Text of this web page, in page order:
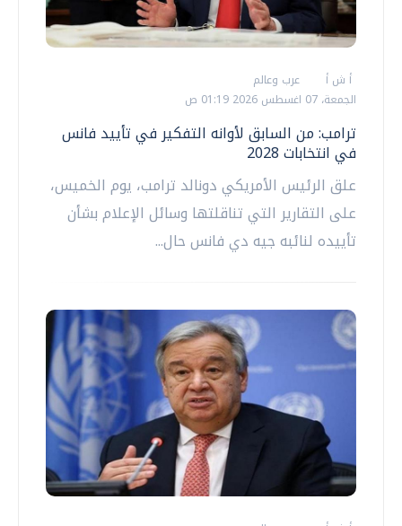
أ ش أ
عرب وعالم
الجمعة، 07 اغسطس 2026 01:19 ص
ترامب: من السابق لأوانه التفكير في تأييد فانس
في انتخابات 2028
علق الرئيس الأمريكي دونالد ترامب، يوم الخميس،
على التقارير التي تناقلتها وسائل الإعلام بشأن
تأييده لنائبه جيه دي فانس حال...